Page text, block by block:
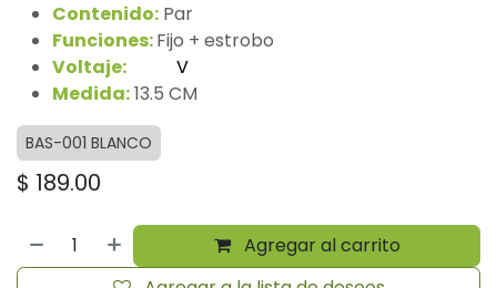
Contenido: Par
Funciones:Fijo + estrobo
Voltaje:
V
Medida:13.5 CM
BAS-001 BLANCO
$ 189.00
Agregar al carrito